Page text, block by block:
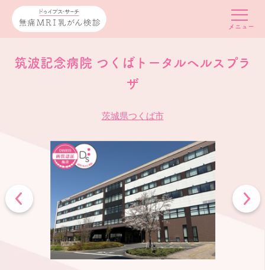
筑波記念病院 つくばトータルヘルスプラ
ザ
茨城県つくば市